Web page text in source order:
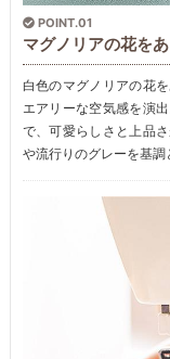
POINT.01
マグノリアの花を
白色のマグノリアの花
エアリーな空気感を演
で、可愛らしさと上品
や流行りのグレーを基調